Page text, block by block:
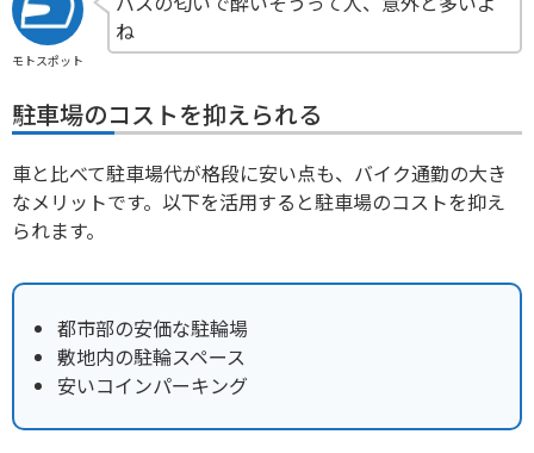
モトスポット
ね
駐車場のコストを抑えられる
車と比べて駐車場代が格段に安い点も、バイク通勤の大き
なメリットです。以下を活用すると駐車場のコストを抑え
られます。
都市部の安価な駐輪場
敷地内の駐輪スペース
安いコインパーキング